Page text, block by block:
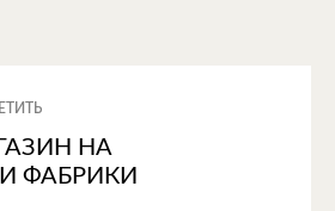
НА
ФАБРИКИ